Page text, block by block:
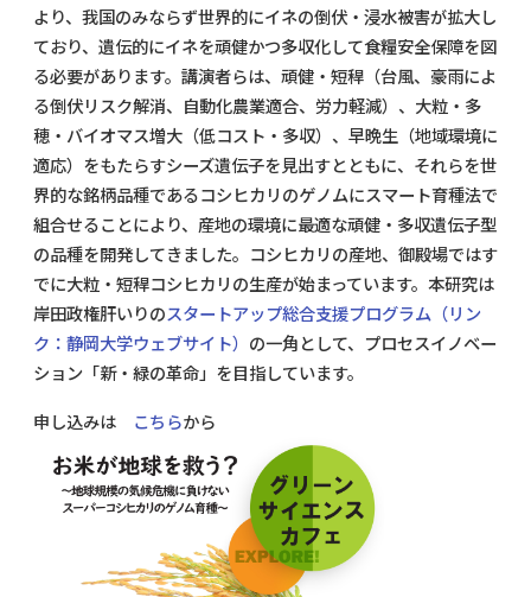
より、我国のみならず世界的にイネの倒伏・浸水被害が拡大し
ており、遺伝的にイネを頑健かつ多収化して食糧安全保障を図
る必要があります。講演者らは、頑健・短稈（台風、豪雨によ
る倒伏リスク解消、自動化農業適合、労力軽減）、大粒・多
穂・バイオマス増大（低コスト・多収）、早晩生（地域環境に
適応）をもたらすシーズ遺伝子を見出すとともに、それらを世
界的な銘柄品種であるコシヒカリのゲノムにスマート育種法で
組合せることにより、産地の環境に最適な頑健・多収遺伝子型
の品種を開発してきました。コシヒカリの産地、御殿場ではす
でに大粒・短稈コシヒカリの生産が始まっています。本研究は
岸田政権肝いりのスタートアップ総合支援プログラム（リン
ク：静岡大学ウェブサイト） の一角として、プロセスイノベー
ション「新・緑の革命」を目指しています。
申し込みは こちらから